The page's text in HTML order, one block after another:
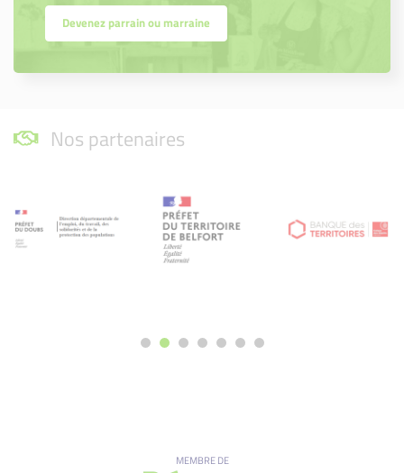
Devenez parrain ou marraine
Nos partenaires
MEMBRE DE